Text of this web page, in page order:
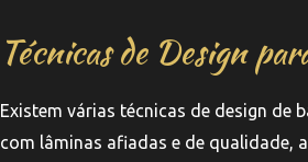
Técnicas de Design
Existem várias técnicas de design de
com lâminas afiadas e de qualidade,